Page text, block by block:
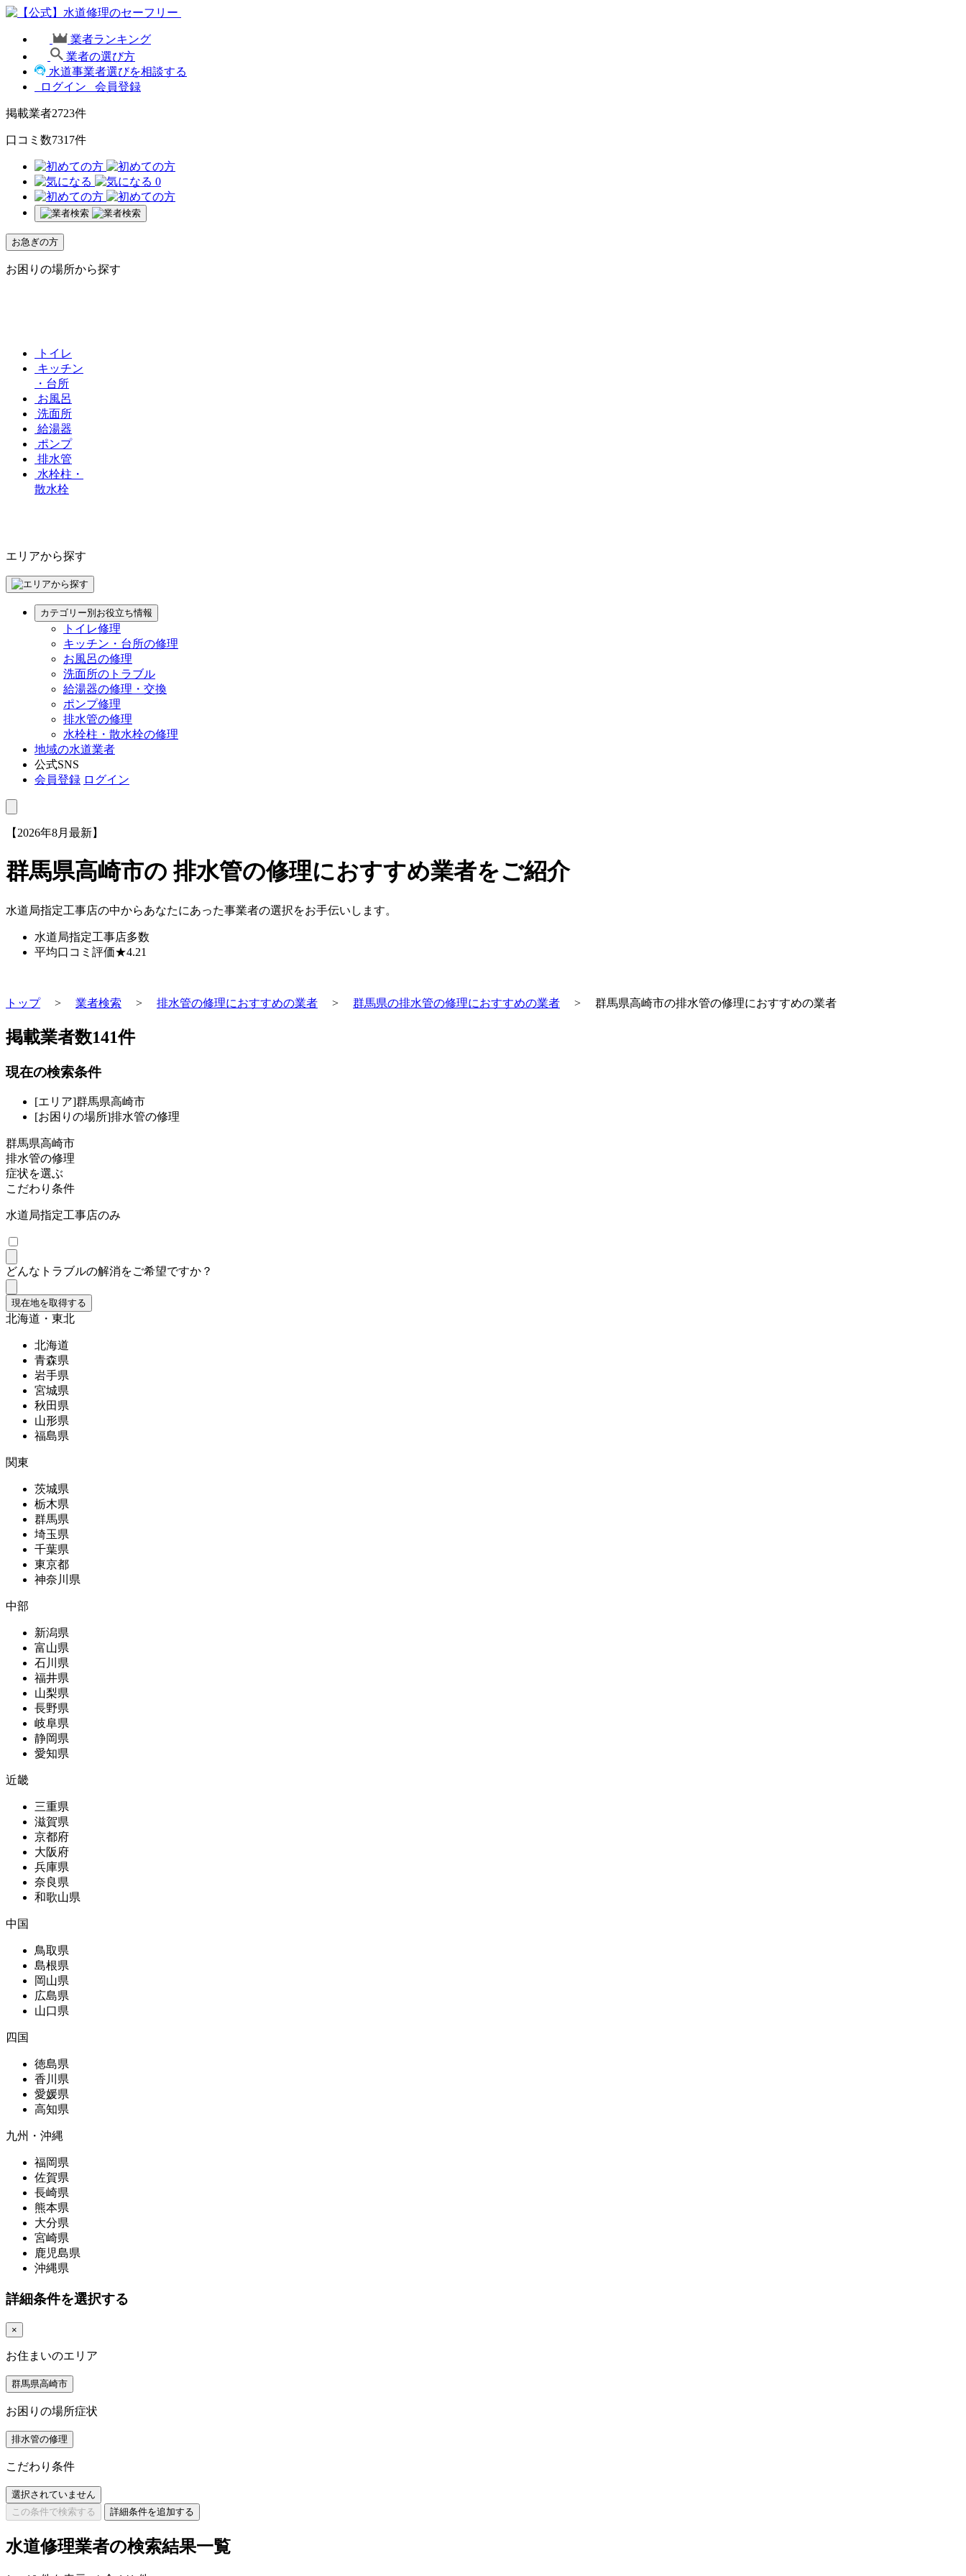
業者ランキング
業者の選び方
水道事業者選びを相談する
ログイン
会員登録
掲載業者2723件
口コミ数7317件
0
お急ぎの方
お困りの場所から探す
トイレ
キッチン
・台所
お風呂
洗面所
給湯器
ポンプ
排水管
水栓柱・
散水栓
エリアから探す
カテゴリー別お役立ち情報
トイレ修理
キッチン・台所の修理
お風呂の修理
洗面所のトラブル
給湯器の修理・交換
ポンプ修理
排水管の修理
水栓柱・散水栓の修理
地域の水道業者
公式SNS
会員登録 ログイン
【2026年8月最新】
群馬県高崎市の 排水管の修理におすすめ業者をご紹介
水道局指定工事店の中からあなたにあった事業者の選択をお手伝いします。
水道局指定工事店多数
平均口コミ評価★4.21
トップ> 業者検索 > 排水管の修理におすすめの業者 > 群馬県の排水管の修理におすすめの業者 > 群馬県高崎市の排水管の修理におすすめの業者
掲載業者数141件
現在の検索条件
[エリア]群馬県高崎市
[お困りの場所]排水管の修理
群馬県高崎市
排水管の修理
症状を選ぶ
こだわり条件
水道局指定工事店のみ
どんなトラブルの解消をご希望ですか？
現在地を取得する
北海道・東北
北海道
青森県
岩手県
宮城県
秋田県
山形県
福島県
関東
茨城県
栃木県
群馬県
埼玉県
千葉県
東京都
神奈川県
中部
新潟県
富山県
石川県
福井県
山梨県
長野県
岐阜県
静岡県
愛知県
近畿
三重県
滋賀県
京都府
大阪府
兵庫県
奈良県
和歌山県
中国
鳥取県
島根県
岡山県
広島県
山口県
四国
徳島県
香川県
愛媛県
高知県
九州・沖縄
福岡県
佐賀県
長崎県
熊本県
大分県
宮崎県
鹿児島県
沖縄県
詳細条件を選択する
×
お住まいのエリア
群馬県高崎市
お困りの場所症状
排水管の修理
こだわり条件
選択されていません
この条件で検索する
詳細条件を追加する
水道修理業者の検索結果一覧